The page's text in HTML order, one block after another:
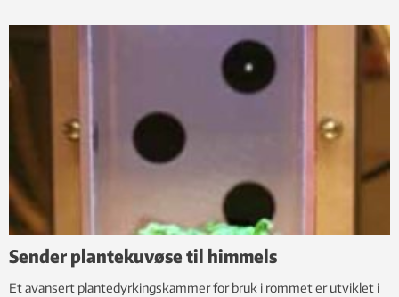
Sender plantekuvøse til himmels
Et avansert plantedyrkingskammer for bruk i rommet er utviklet i